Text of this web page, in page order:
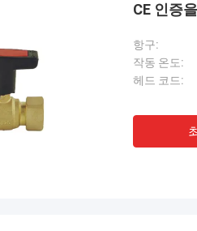
CE 인증
항구:
작동 온도:
헤드 코드: